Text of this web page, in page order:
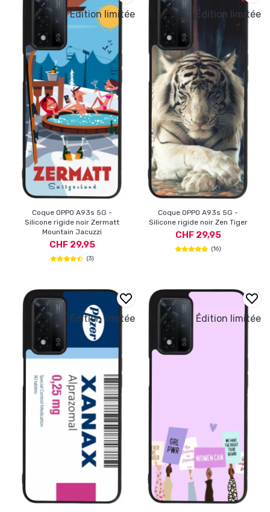
Coque OPPO A93s 5G -
Silicone rigide noir Zermatt
Mountain Jacuzzi
CHF 29,95
(3)
Édition limitée
Coque OPPO A93s 5G -
Silicone rigide noir Zen Tiger
CHF 29,95
(16)
Édition limitée
Édition limitée Édition limitée